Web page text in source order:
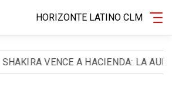
HORIZONTE LATINO CLM
SHAKIRA VENCE A HACIENDA: LA